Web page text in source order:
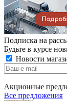
Подписка на
Будьте в курсе
Новости
Акционные
Все предложения